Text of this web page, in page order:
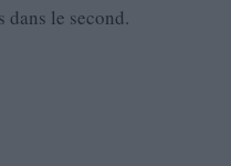
dans le second.